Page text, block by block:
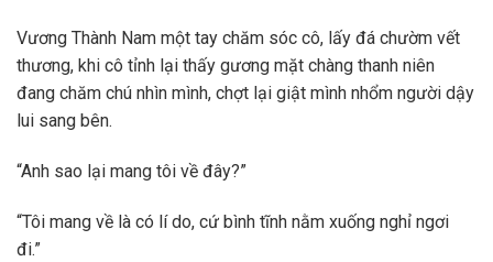
Vương Thành Nam một tay chăm sóc cô, lấy đá chườm vết
thương, khi cô tỉnh lại thấy gương mặt chàng thanh niên
đang chăm chú nhìn mình, chợt lại giật mình nhổm người dậy
lui sang bên.
“Anh sao lại mang tôi về đây?”
“Tôi mang về là có lí do, cứ bình tĩnh nằm xuống nghỉ ngơi
đi.”